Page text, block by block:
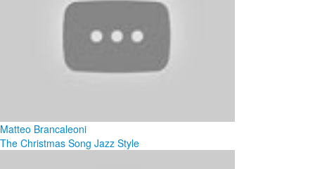
Matteo Brancaleoni
The Christmas Song Jazz Style